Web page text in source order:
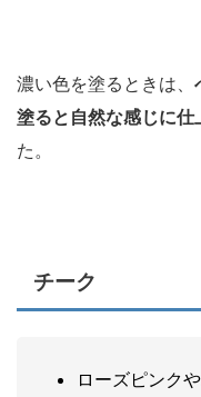
濃い色を塗るときは、
塗ると自然な感じに
た。
チーク
ローズピンク